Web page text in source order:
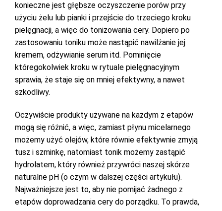
konieczne jest głębsze oczyszczenie porów przy
użyciu żelu lub pianki i przejście do trzeciego kroku
pielęgnacji, a więc do tonizowania cery. Dopiero po
zastosowaniu toniku może nastąpić nawilżanie jej
kremem, odżywianie serum itd. Pominięcie
któregokolwiek kroku w rytuale pielęgnacyjnym
sprawia, że staje się on mniej efektywny, a nawet
szkodliwy.
Oczywiście produkty używane na każdym z etapów
mogą się różnić, a więc, zamiast płynu micelarnego
możemy użyć olejów, które równie efektywnie zmyją
tusz i szminkę, natomiast tonik możemy zastąpić
hydrolatem, który również przywróci naszej skórze
naturalne pH (o czym w dalszej części artykułu).
Najważniejsze jest to, aby nie pomijać żadnego z
etapów doprowadzania cery do porządku. To prawda,